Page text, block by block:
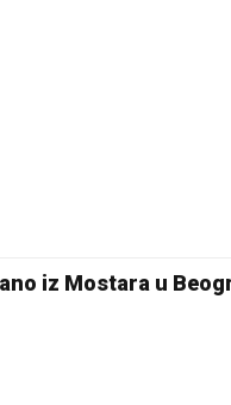
iz Mostara u